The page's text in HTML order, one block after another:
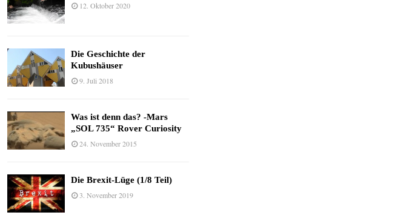
12. Oktober 2020
Die Geschichte der
Kubushäuser
9. Juli 2018
Was ist denn das? -Mars
„SOL 735“ Rover Curiosity
24. November 2015
Die Brexit-Lüge (1/8 Teil)
3. November 2019